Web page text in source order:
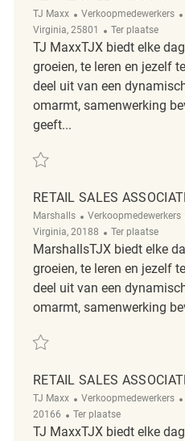
TJ Maxx Categorie
Verkoopmedewerkers
Virginia, 25801
Afgelegen
Ter plaatse
TJ MaxxTJX biedt elke
groeien, te leren en jezelf
deel uit van een
omarmt, samenwerking
geeft...
Redden retail sales associate
RETAIL SALES
Marshalls Categorie
Verkoopmedewerkers
Virginia, 20188
Afgelegen
Ter plaatse
MarshallsTJX biedt elke
groeien, te leren en jezelf
deel uit van een
omarmt, samenwerking
Redden Retail Sales Associate
RETAIL SALES
TJ Maxx Categorie
Verkoopmedewerkers
20166
Afgelegen
Ter plaatse
TJ MaxxTJX biedt elke